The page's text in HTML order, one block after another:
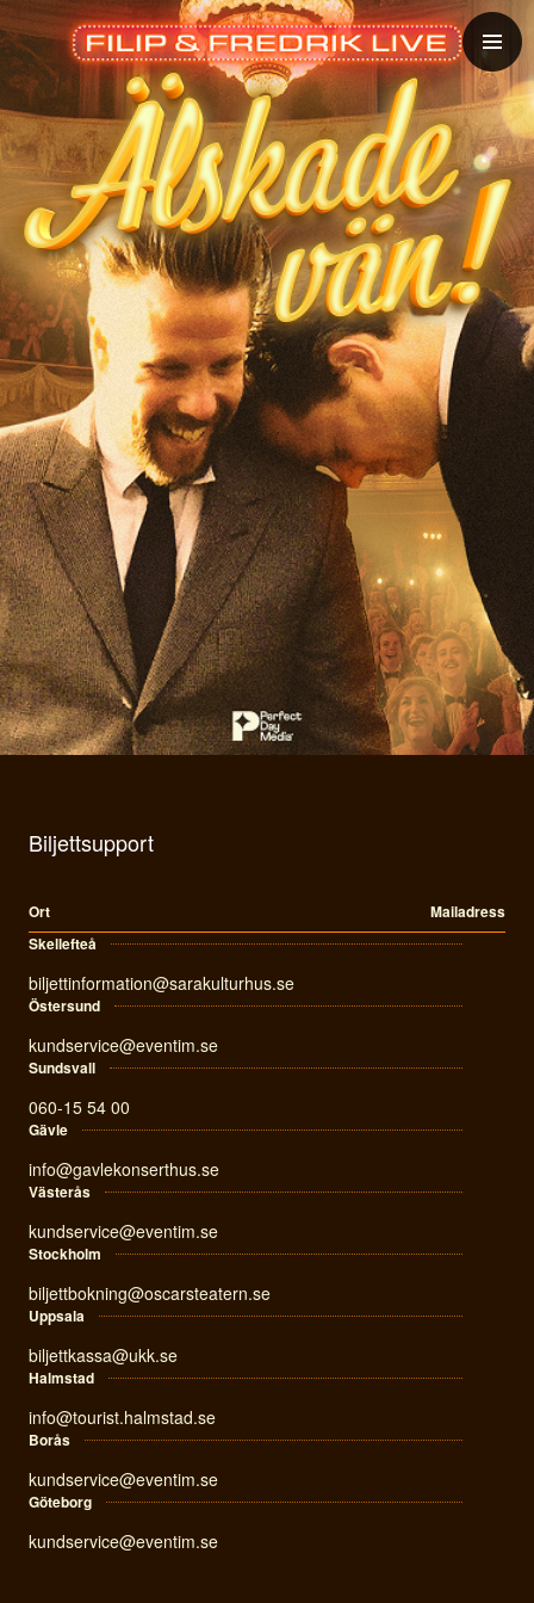
Biljettsupport
Ort
Mailadress
Skellefteå
biljettinformation@sarakulturhus.se
Östersund
kundservice@eventim.se
Sundsvall
060-15 54 00
Gävle
info@gavlekonserthus.se
Västerås
kundservice@eventim.se
Stockholm
biljettbokning@oscarsteatern.se
Uppsala
biljettkassa@ukk.se
Halmstad
info@tourist.halmstad.se
Borås
kundservice@eventim.se
Göteborg
kundservice@eventim.se